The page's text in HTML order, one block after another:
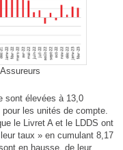
sont élevées à 13,0
pour les unités de compte.
le Livret A et le LDDS ont
taux » en cumulant 8,17
en hausse, de leur